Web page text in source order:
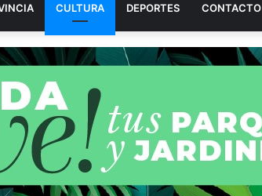
CULTURA DEPORTES CONTACTO